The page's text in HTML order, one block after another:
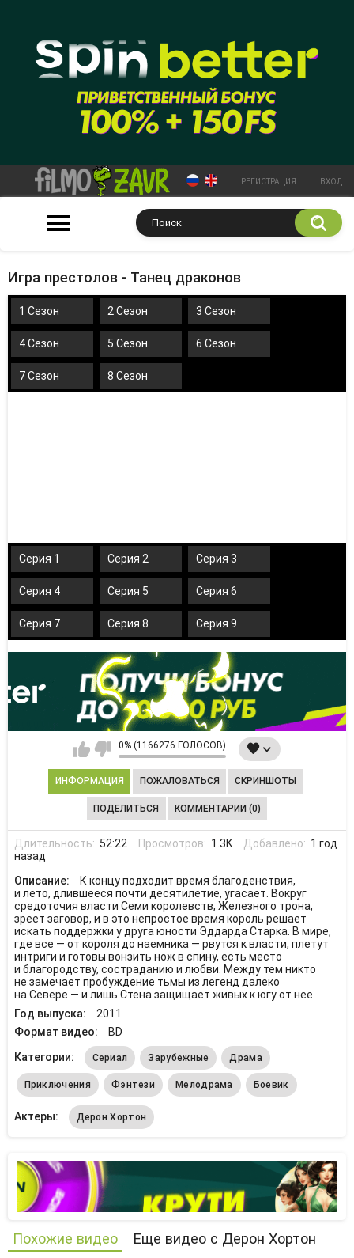
РЕГИСТРАЦИЯ ВХОД
Игра престолов - Танец драконов
1 Сезон 2 Сезон 3 Сезон
4 Сезон 5 Сезон 6 Сезон
7 Сезон 8 Сезон
Серия 1 Серия 2 Серия 3
Серия 4 Серия 5 Серия 6
Серия 7 Серия 8 Серия 9
0% (1166276 ГОЛОСОВ)
ИНФОРМАЦИЯ ПОЖАЛОВАТЬСЯ СКРИНШОТЫ
ПОДЕЛИТЬСЯ КОММЕНТАРИИ (0)
Длительность: 52:22 Просмотров: 1.3K Добавлено: 1 год
назад
Описание:
К концу подходит время благоденствия,
и лето, длившееся почти десятилетие, угасает. Вокруг
средоточия власти Семи королевств, Железного трона,
зреет заговор, и в это непростое время король решает
искать поддержки у друга юности Эддарда Старка. В мире,
где все — от короля до наемника — рвутся к власти, плетут
интриги и готовы вонзить нож в спину, есть место
и благородству, состраданию и любви. Между тем никто
не замечает пробуждение тьмы из легенд далеко
на Севере — и лишь Стена защищает живых к югу от нее.
Год выпуска:
2011
Формат видео:
BD
Категории:
Сериал Зарубежные Драма
Приключения Фэнтези Мелодрама Боевик
Актеры: Дерон Хортон
Похожие видео Еще видео с Дерон Хортон